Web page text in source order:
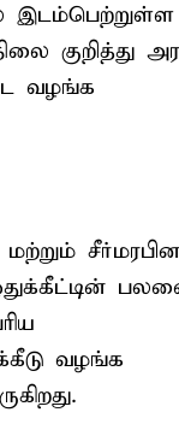
இடம்பெற்றுள்ள
குறித்து
வழங்க
வழங்க